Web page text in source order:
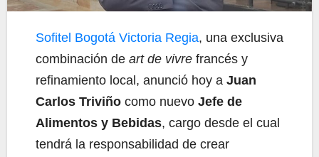
Sofitel Bogotá Victoria Regia, una exclusiva
combinación de art de vivre francés y
refinamiento local, anunció hoy a Juan
Carlos Triviño como nuevo Jefe de
Alimentos y Bebidas, cargo desde el cual
tendrá la responsabilidad de crear